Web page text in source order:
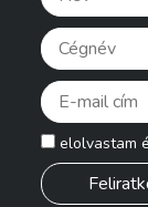
elolvastam